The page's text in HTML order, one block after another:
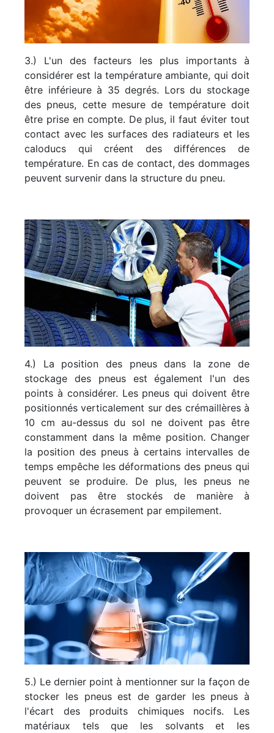
3.) L'un des facteurs les plus importants à
considérer est la température ambiante, qui doit
être inférieure à 35 degrés. Lors du stockage
des pneus, cette mesure de température doit
être prise en compte. De plus, il faut éviter tout
contact avec les surfaces des radiateurs et les
caloducs qui créent des différences de
température. En cas de contact, des dommages
peuvent survenir dans la structure du pneu.
4.) La position des pneus dans la zone de
stockage des pneus est également l'un des
points à considérer. Les pneus qui doivent être
positionnés verticalement sur des crémaillères à
10 cm au-dessus du sol ne doivent pas être
constamment dans la même position. Changer
la position des pneus à certains intervalles de
temps empêche les déformations des pneus qui
peuvent se produire. De plus, les pneus ne
doivent pas être stockés de manière à
provoquer un écrasement par empilement.
5.) Le dernier point à mentionner sur la façon de
stocker les pneus est de garder les pneus à
l'écart des produits chimiques nocifs. Les
matériaux tels que les solvants et les